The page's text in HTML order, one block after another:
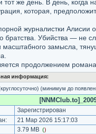
тот же день. В день, когда
которая,
журналистки Алисии
братства. Убийства — не
масштабного замысла,
продолжением
информация:
(минимум до
Зарегистрирован
21 Мар 2026 15:17:03
3.79 MB ()